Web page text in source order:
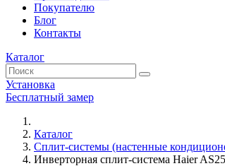
Покупателю
Блог
Контакты
Каталог
Установка
Бесплатный замер
Каталог
Сплит-системы (настенные
Инверторная сплит-система Haier